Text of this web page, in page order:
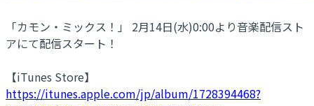
「カモン・ミックス！」 2月14日(水)0:00より音楽配信スト
アにて配信スタート！
【iTunes Store】
https://itunes.apple.com/jp/album/1728394468?